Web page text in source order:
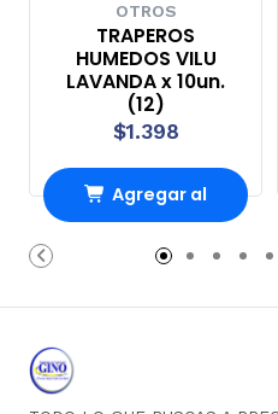
OTROS
TRAPEROS
HUMEDOS VILU
LAVANDA x 10un.
(12)
$1.398
Agregar al
Carro